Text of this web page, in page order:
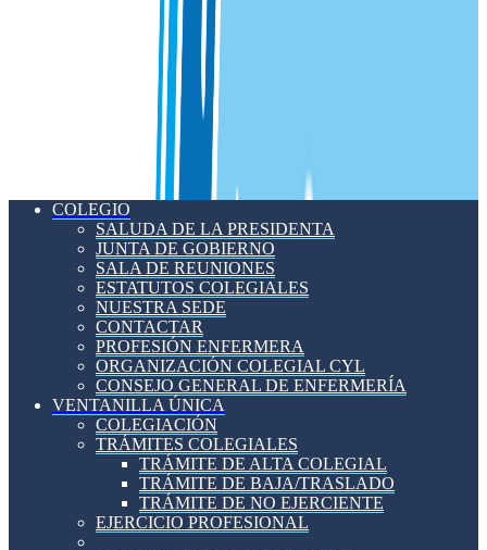
COLEGIO
SALUDA DE LA PRESIDENTA
JUNTA DE GOBIERNO
SALA DE REUNIONES
ESTATUTOS COLEGIALES
NUESTRA SEDE
CONTACTAR
PROFESIÓN ENFERMERA
ORGANIZACIÓN COLEGIAL CYL
CONSEJO GENERAL DE ENFERMERÍA
VENTANILLA ÚNICA
COLEGIACIÓN
TRÁMITES COLEGIALES
TRÁMITE DE ALTA COLEGIAL
TRÁMITE DE BAJA/TRASLADO
TRÁMITE DE NO EJERCIENTE
EJERCICIO PROFESIONAL